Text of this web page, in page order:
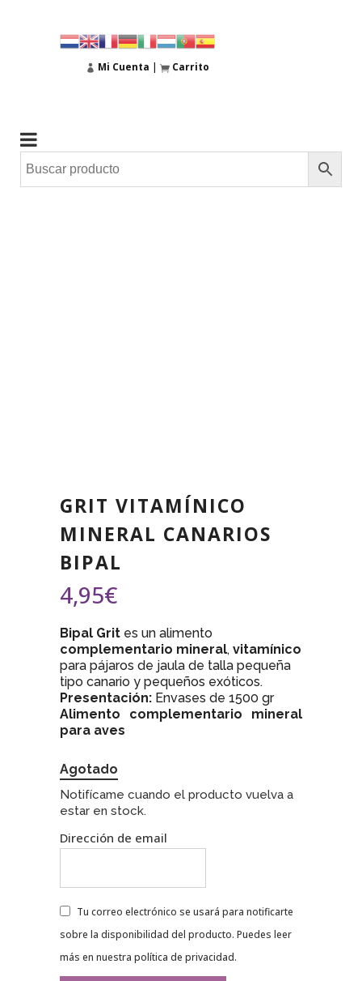
Mi Cuenta | Carrito
GRIT VITAMÍNICO
MINERAL CANARIOS
BIPAL
4,95€
Bipal Grit es un alimento
complementario mineral, vitamínico
para pájaros de jaula de talla pequeña
tipo canario y pequeños exóticos.
Presentación: Envases de 1500 gr
Alimento complementario mineral
para aves
Agotado
Notifícame cuando el producto vuelva a
estar en stock.
Dirección de email
Tu correo electrónico se usará para notificarte
sobre la disponibilidad del producto. Puedes leer
más en nuestra política de privacidad.